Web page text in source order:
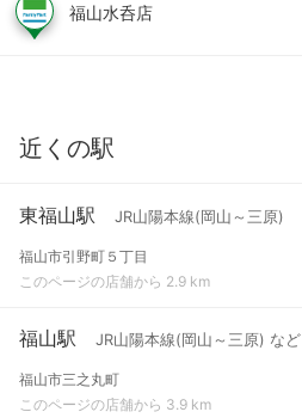
福山水呑店
近くの駅
東福山駅 JR山陽本線(岡山～三原)
福山市引野町５丁目
このページの店舗から 2.9 km
福山駅 JR山陽本線(岡山～三原) など
福山市三之丸町
このページの店舗から 3.9 km